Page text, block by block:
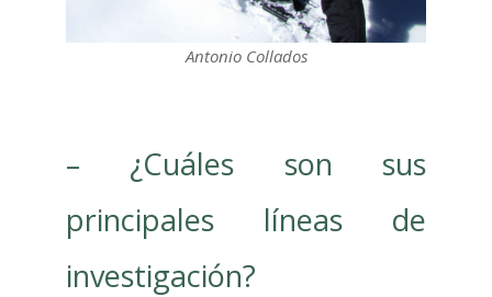
Antonio Collados
– ¿Cuáles son sus
principales líneas de
investigación?